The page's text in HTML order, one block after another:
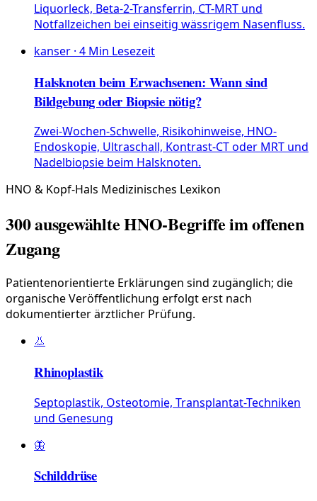
Liquorleck, Beta-2-Transferrin, CT-MRT und
Notfallzeichen bei einseitig wässrigem Nasenfluss.
kanser · 4 Min Lesezeit
Halsknoten beim Erwachsenen: Wann sind
Bildgebung oder Biopsie nötig?
Zwei-Wochen-Schwelle, Risikohinweise, HNO-
Endoskopie, Ultraschall, Kontrast-CT oder MRT und
Nadelbiopsie beim Halsknoten.
HNO & Kopf-Hals Medizinisches Lexikon
300 ausgewählte HNO-Begriffe im offenen
Zugang
Patientenorientierte Erklärungen sind zugänglich; die
organische Veröffentlichung erfolgt erst nach
dokumentierter ärztlicher Prüfung.
👃
Rhinoplastik
Septoplastik, Osteotomie, Transplantat-Techniken
und Genesung
🦋
Schilddrüse